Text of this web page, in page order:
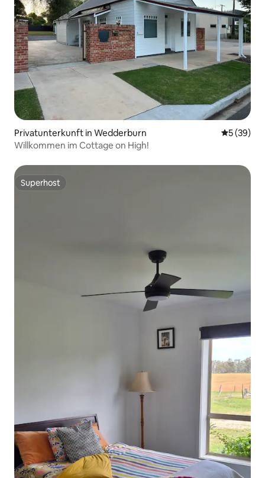
Privatunterkunft in Wedderburn
5 (39)
Willkommen im Cottage on High!
Superhost
Superhost